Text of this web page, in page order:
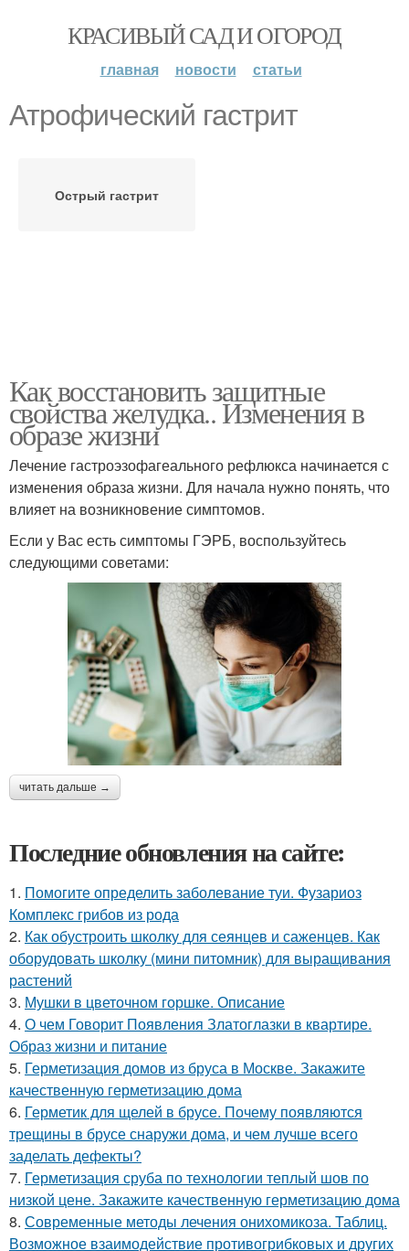
КРАСИВЫЙ САД И ОГОРОД
главная новости статьи
Атрофический гастрит
Острый гастрит
Как восстановить защитные
свойства желудка.. Изменения в
образе жизни
Лечение гастроэзофагеального рефлюкса начинается с
изменения образа жизни. Для начала нужно понять, что
влияет на возникновение симптомов.
Если у Вас есть симптомы ГЭРБ, воспользуйтесь
следующими советами:
читать дальше →
Последние обновления на сайте:
1. Помогите определить заболевание туи. Фузариоз
Комплекс грибов из рода
2. Как обустроить школку для сеянцев и саженцев. Как
оборудовать школку (мини питомник) для выращивания
растений
3. Мушки в цветочном горшке. Описание
4. О чем Говорит Появления Златоглазки в квартире.
Образ жизни и питание
5. Герметизация домов из бруса в Москве. Закажите
качественную герметизацию дома
6. Герметик для щелей в брусе. Почему появляются
трещины в брусе снаружи дома, и чем лучше всего
заделать дефекты?
7. Герметизация сруба по технологии теплый шов по
низкой цене. Закажите качественную герметизацию дома
8. Современные методы лечения онихомикоза. Таблиц.
Возможное взаимодействие противогрибковых и других